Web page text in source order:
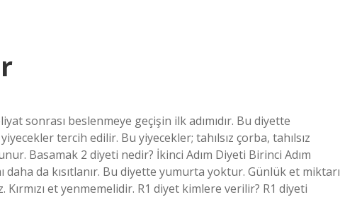
sonrası beslenmeye geçişin ilk adımıdır. Bu diyette
tercih edilir. Bu yiyecekler; tahılsız çorba, tahılsız
Basamak 2 diyeti nedir? İkinci Adım Diyeti Birinci Adım
da kısıtlanır. Bu diyette yumurta yoktur. Günlük et miktarı
et yenmemelidir. R1 diyet kimlere verilir? R1 diyeti